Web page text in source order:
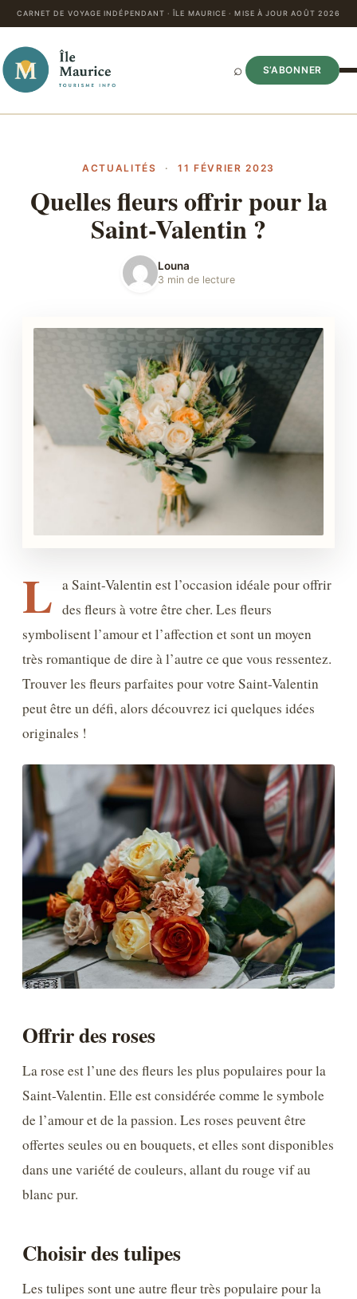
CARNET DE VOYAGE INDÉPENDANT · ÎLE MAURICE · MISE À JOUR AOÛT 2026
⌕ S’ABONNER
ACTUALITÉS · 11 FÉVRIER 2023
Quelles fleurs offrir pour la
Saint-Valentin ?
Louna
3 min de lecture
L a Saint-Valentin est l’occasion idéale pour offrir
des fleurs à votre être cher. Les fleurs
symbolisent l’amour et l’affection et sont un moyen
très romantique de dire à l’autre ce que vous ressentez.
Trouver les fleurs parfaites pour votre Saint-Valentin
peut être un défi, alors découvrez ici quelques idées
originales !
Offrir des roses
La rose est l’une des fleurs les plus populaires pour la
Saint-Valentin. Elle est considérée comme le symbole
de l’amour et de la passion. Les roses peuvent être
offertes seules ou en bouquets, et elles sont disponibles
dans une variété de couleurs, allant du rouge vif au
blanc pur.
Choisir des tulipes
Les tulipes sont une autre fleur très populaire pour la